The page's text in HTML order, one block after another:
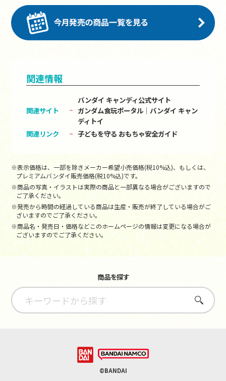
関連情報
関連サイト
バンダイ キャンディ公式サイト
ガンダム食玩ポータル│バンダイ キャン
ディトイ
関連リンク
子どもを守る おもちゃ安全ガイド
※表示価格は、一部を除きメーカー希望小売価格(税10%込)、もしくは、
プレミアムバンダイ販売価格(税10%込)です。
※商品の写真・イラストは実際の商品と一部異なる場合がございますので
ご了承ください。
※発売から時間の経過している商品は生産・販売が終了している場合がご
ざいますのでご了承ください。
※商品名・発売日・価格などこのホームページの情報は変更になる場合が
ございますのでご了承ください。
商品を探す
さがす
©BANDAI